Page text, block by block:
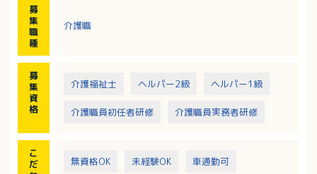
にも入っていきます。
募
集
職
種
介護職
募
集
資
格
介護福祉士 ヘルパー2級 ヘルパー1級
介護職員初任者研修 介護職員実務者研修
こ
だ
無資格OK 未経験OK 車通勤可